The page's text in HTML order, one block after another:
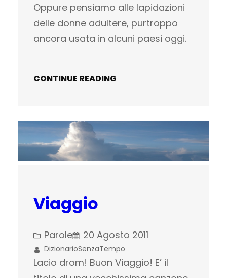
Oppure pensiamo alle lapidazioni
delle donne adultere, purtroppo
ancora usata in alcuni paesi oggi.
CONTINUE READING
Viaggio
Parole 20 Agosto 2011
DizionarioSenzaTempo
Lacio drom! Buon Viaggio! E’ il